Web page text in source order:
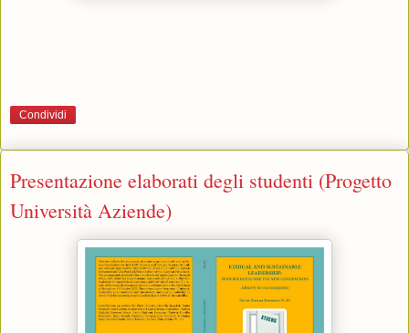
Condividi
Presentazione elaborati degli studenti (Progetto
Università Aziende)